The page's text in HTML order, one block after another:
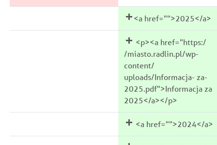
<a href="">2025</a>
<p><a href="https:/
/miasto.radlin.pl/wp-
content/
uploads/Informacja- za-
2025.pdf">Informacja za
2025</a></p>
<a href="">2024</a>